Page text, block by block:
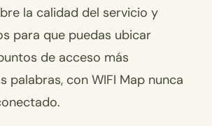
la calidad del servicio y
para que puedas ubicar
de acceso más
palabras, con WIFI Map nunca